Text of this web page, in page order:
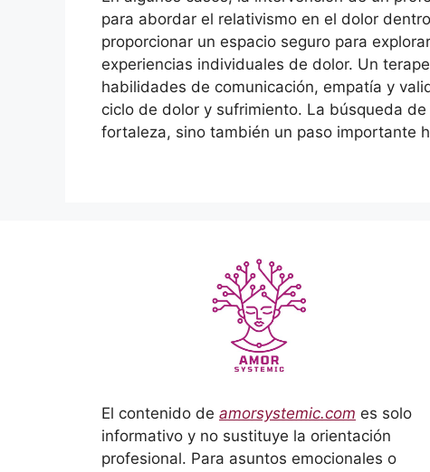
para abordar el relativismo en el dolor
proporcionar un espacio seguro para
experiencias individuales de dolor. Un
habilidades de comunicación, empatía y
ciclo de dolor y sufrimiento. La búsqueda
fortaleza, sino también un paso importante
El contenido de amorsystemic.com es solo
informativo y no sustituye la orientación
profesional. Para asuntos emocionales o